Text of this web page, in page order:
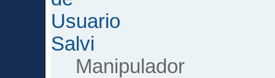
Salvi
Manipulador